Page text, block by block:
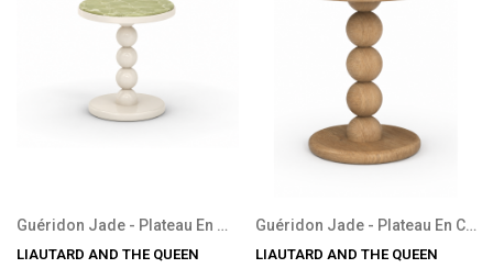
Guéridon Jade - Plateau En Onyx
LIAUTARD AND THE QUEEN
Guéridon Jade - Plateau En Chêne
LIAUTARD AND THE QUEEN